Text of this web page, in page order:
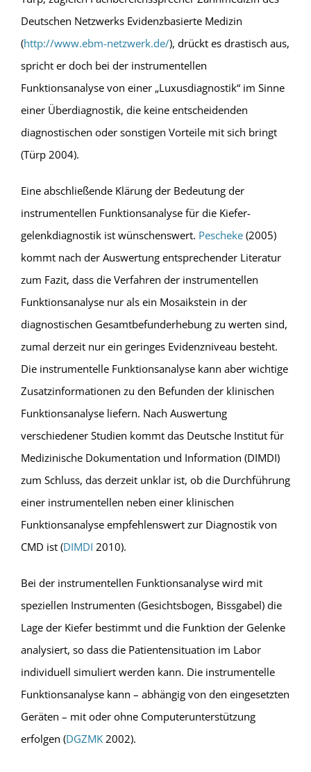
Deutschen Netzwerks Evidenzbasierte Medizin
(http://www.ebm-netzwerk.de/), drückt es drastisch aus,
spricht er doch bei der instrumentellen
Funktionsanalyse von einer „Luxusdiagnostik“ im Sinne
einer Überdiagnostik, die keine entscheidenden
diagnostischen oder sonstigen Vorteile mit sich bringt
(Türp 2004).
Eine abschließende Klärung der Bedeutung der
instrumentellen Funktionsanalyse für die Kiefer-
gelenkdiagnostik ist wünschenswert. Pescheke(2005)
kommt nach der Auswertung entsprechender Literatur
zum Fazit, dass die Verfahren der instrumentellen
Funktionsanalyse nur als ein Mosaikstein in der
diagnostischen Gesamtbefunderhebung zu werten sind,
zumal derzeit nur ein geringes Evidenzniveau besteht.
Die instrumentelle Funktionsanalyse kann aber wichtige
Zusatzinformationen zu den Befunden der klinischen
Funktionsanalyse liefern. Nach Auswertung
verschiedener Studien kommt das Deutsche Institut für
Medizinische Dokumentation und Information (DIMDI)
zum Schluss, das derzeit unklar ist, ob die Durchführung
einer instrumentellen neben einer klinischen
Funktionsanalyse empfehlenswert zur Diagnostik von
CMD ist (DIMDI 2010).
Bei der instrumentellen Funktionsanalyse wird mit
speziellen Instrumenten (Gesichtsbogen, Bissgabel) die
Lage der Kiefer bestimmt und die Funktion der Gelenke
analysiert, so dass die Patientensituation im Labor
individuell simuliert werden kann. Die instrumentelle
Funktionsanalyse kann – abhängig von den eingesetzten
Geräten – mit oder ohne Computerunterstützung
erfolgen (DGZMK2002).